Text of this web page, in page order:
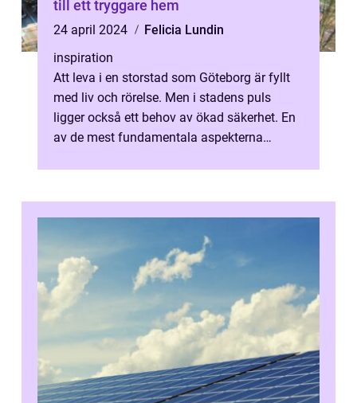
till ett tryggare hem
24 april 2024
Felicia Lundin
inspiration
Att leva i en storstad som Göteborg är fyllt
med liv och rörelse. Men i stadens puls
ligger också ett behov av ökad säkerhet. En
av de mest fundamentala aspekterna